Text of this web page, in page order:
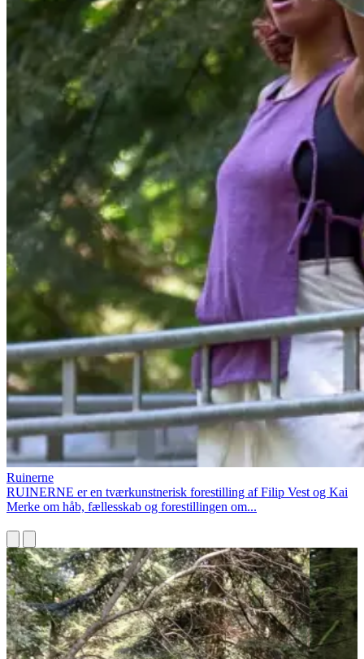
Ruinerne
RUINERNE er en tværkunstnerisk forestilling af Filip Vest og Kai
Merke om håb, fællesskab og forestillingen om...